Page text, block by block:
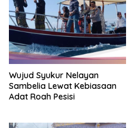
Wujud Syukur Nelayan
Sambelia Lewat Kebiasaan
Adat Roah Pesisi